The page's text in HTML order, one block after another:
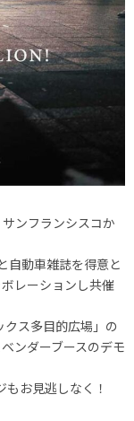
サンフランシスコか
自動車雑誌を得意と
レーションし共催
ス多目的広場」の
ンダーブースのデモ
もお見逃しなく！